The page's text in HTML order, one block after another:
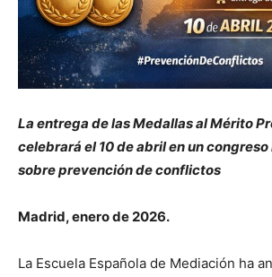
La entrega de las Medallas al Mérito
celebrará el 10 de abril en un
sobre prevención de conflictos
Madrid, enero de 2026.
La Escuela Española de Mediación ha